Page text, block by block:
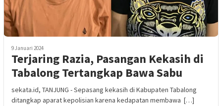
9 Januari 2024
Terjaring Razia, Pasangan Kekasih di
Tabalong Tertangkap Bawa Sabu
sekata.id, TANJUNG - Sepasang kekasih di Kabupaten Tabalong
ditangkap aparat kepolisian karena kedapatan membawa […]